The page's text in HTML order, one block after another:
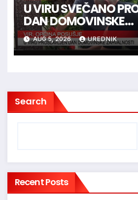
U VIRU SVEČANO
DAN DOMOVINSKE
ZAHVALNOSTI
AUG 5, 2026 UREDNIK
Search
Recent Posts